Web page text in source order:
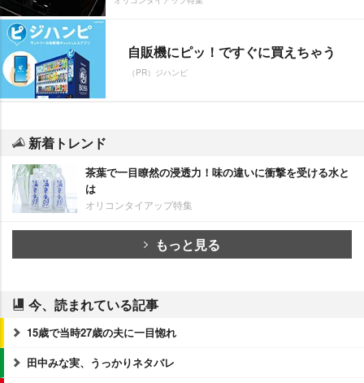
自販機にピッ！ですぐに買えちゃう
（PR）ジハンピ
新着トレンド
茶葉で一目瞭然の浸透力！味の違いに衝撃を受ける水と
は
オリコンタイアップ特集
もっと見る
今、読まれている記事
15歳で当時27歳の夫に一目惚れ
田中みな実、うっかりネタバレ